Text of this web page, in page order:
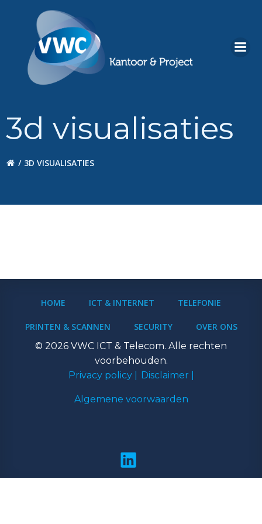
3d visualisaties
3D VISUALISATIES
HOME ICT & INTERNET TELEFONIE
PRINTEN & SCANNEN SECURITY
OVER ONS
© 2026 VWC ICT & Telecom. Alle rechten
voorbehouden.
Privacy policy |
Disclaimer |
Algemene voorwaarden